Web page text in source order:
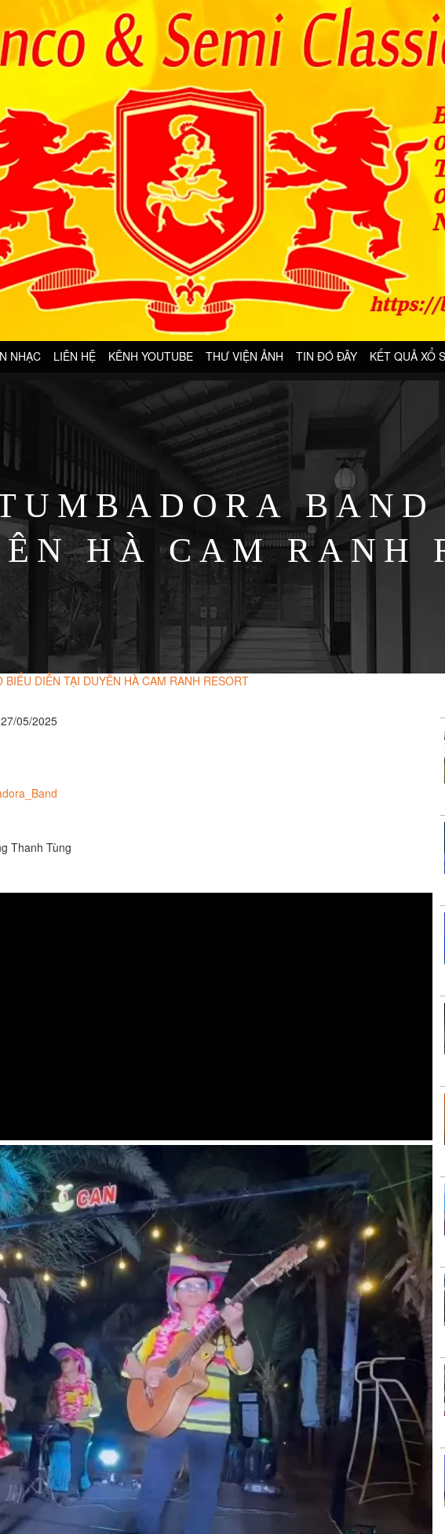
NHẠC LIÊN HỆ KÊNH YOUTUBE THƯ VIỆN ẢNH TIN ĐÓ ĐÂY KẾT QUẢ XỔ
HÀ CAM RANH
DIỄN TẠI DUYÊN HÀ CAM RANH RESORT
27/05/2025
Thanh Tùng